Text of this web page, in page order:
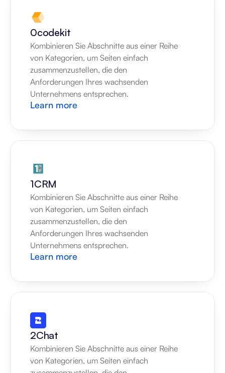
0codekit
Kombinieren Sie Abschnitte aus einer Reihe
von Kategorien, um Seiten einfach
zusammenzustellen, die den
Anforderungen Ihres wachsenden
Unternehmens entsprechen.
Learn more
1CRM
Kombinieren Sie Abschnitte aus einer Reihe
von Kategorien, um Seiten einfach
zusammenzustellen, die den
Anforderungen Ihres wachsenden
Unternehmens entsprechen.
Learn more
2Chat
Kombinieren Sie Abschnitte aus einer Reihe
von Kategorien, um Seiten einfach